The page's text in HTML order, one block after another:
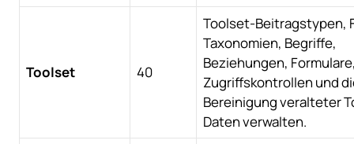
Toolset 40
Toolset-Beitragstypen,
Taxonomien, Begriffe,
Beziehungen,
Zugriffskontrollen und
Bereinigung veralteter
Daten verwalten.